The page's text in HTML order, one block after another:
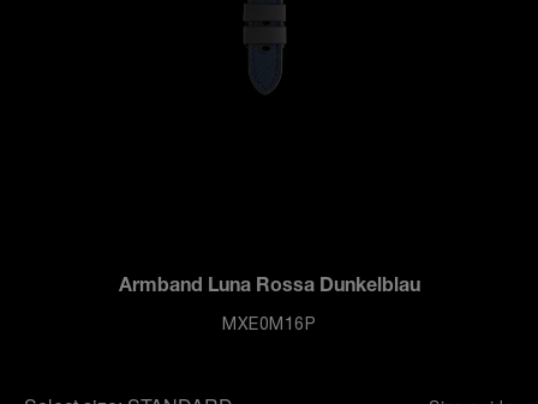
Armband Luna Rossa Dunkelblau
MXE0M16P